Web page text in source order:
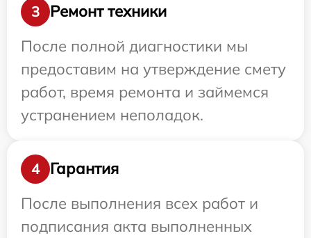
3
Ремонт техники
После полной диагностики мы
предоставим на утверждение смету
работ, время ремонта и займемся
устранением неполадок.
4
Гарантия
После выполнения всех работ и
подписания акта выполненных